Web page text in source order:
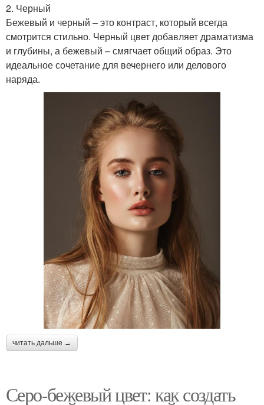
2. Черный
Бежевый и черный – это контраст, который всегда
смотрится стильно. Черный цвет добавляет драматизма
и глубины, а бежевый – смягчает общий образ. Это
идеальное сочетание для вечернего или делового
наряда.
читать дальше →
Серо-бежевый цвет: как создать